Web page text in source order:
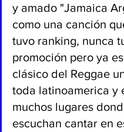
y amado "Jamaica
como una canción
tuvo ranking, nunca
promoción pero ya
clásico del Reggae
toda latinoamerica y
muchos lugares
escuchan cantar en